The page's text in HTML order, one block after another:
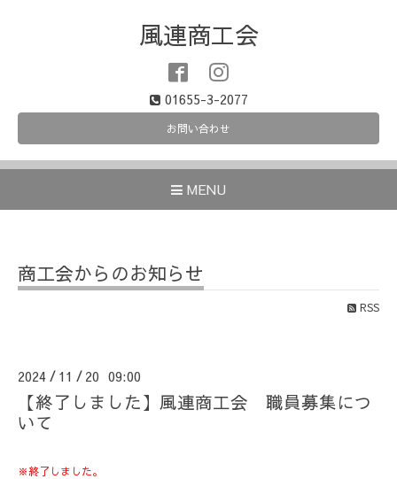
風連商工会
01655-3-2077
お問い合わせ
MENU
商工会からのお知らせ
RSS
2024 / 11 / 20 09:00
【終了しました】風連商工会 職員募集につ
いて
※終了しました。